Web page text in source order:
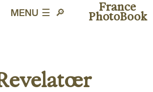
France
PhotoBook
MENU ☰ 🔎︎